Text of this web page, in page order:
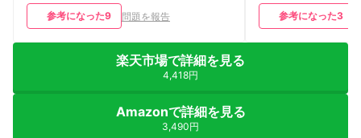
参考になった9 問題を報告 参考になった3
楽天市場で詳細を見る
4,418円
Amazonで詳細を見る
3,490円